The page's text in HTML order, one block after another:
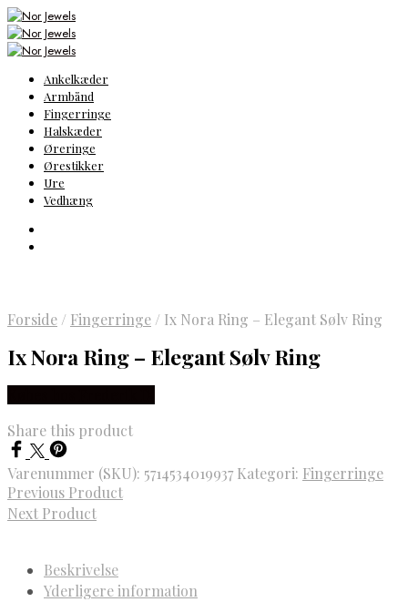
Ankelkæder
Armbånd
Fingerringe
Halskæder
Øreringe
Ørestikker
Ure
Vedhæng
Forside / Fingerringe / Ix Nora Ring – Elegant Sølv Ring
Ix Nora Ring – Elegant Sølv Ring
Share this product
Varenummer (SKU): 5714534019937 Kategori: Fingerringe
Previous Product
Next Product
Beskrivelse
Yderligere information